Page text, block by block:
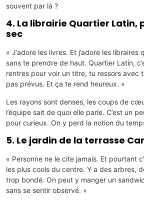
souvent par là ?
4. La librairie Quartier Latin,
sec
« J’adore les livres. Et j’adore les
sans te prendre de haut. Quartier Latin,
rentres pour voir un titre, tu ressors avec
pas prévus. Et ça te rend heureux. »
Les rayons sont denses, les coups de
l’équipe sait de quoi elle parle. C’est un
pour curieux. On y perd la notion du
5. Le jardin de la terrasse
« Personne ne le cite jamais. Et pourtant
les plus cools du centre. Y a des arbres,
trop bondé. On peut y manger un
sans se sentir observé. »